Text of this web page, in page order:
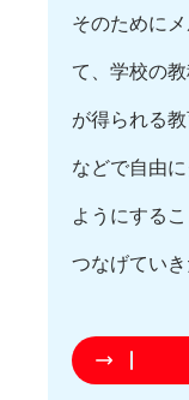
そのために
て、学校の
が得られる
などで自由
ようにする
つなげていき